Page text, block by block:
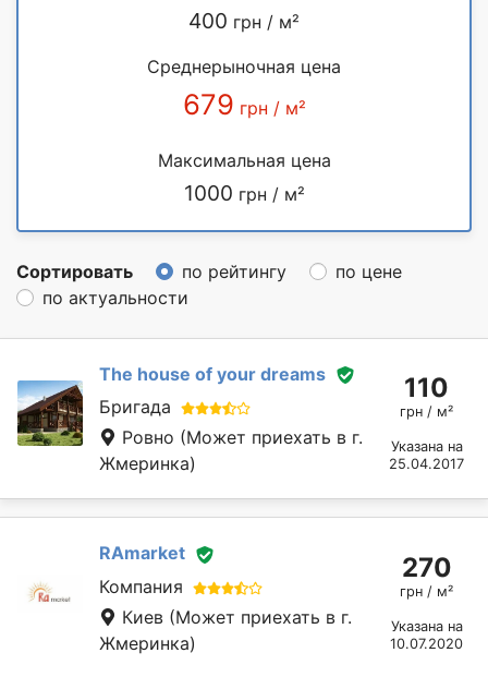
400 грн / м²
Среднерыночная цена
679 грн / м²
Максимальная цена
1000 грн / м²
Сортировать по рейтингу
по цене
по актуальности
The house of your dreams
Бригада
Ровно (Может приехать в г.
Жмеринка)
110
грн / м²
Указана на
25.04.2017
RAmarket
Компания
Киев (Может приехать в г.
Жмеринка)
270
грн / м²
Указана на
10.07.2020